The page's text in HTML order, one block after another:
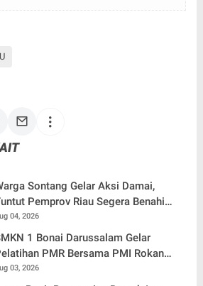
Sontang Gelar Aksi Damai,
Pemprov Riau Segera Benahi
Sontang-Duri
04, 2026
1 Bonai Darussalam Gelar
PMR Bersama PMI Rokan
Bentuk Generasi Muda Berjiwa
03, 2026